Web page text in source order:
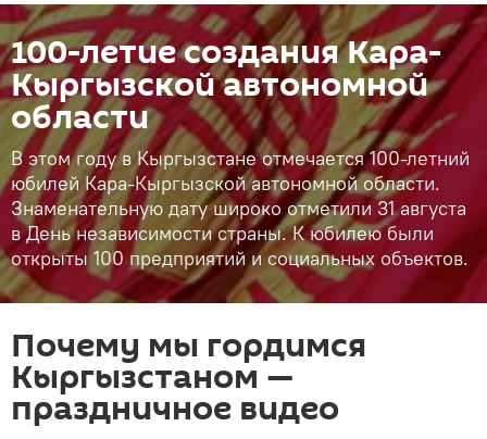
100-летие создания Кара-
Кыргызской автономной
области
В этом году в Кыргызстане отмечается 100-летний
юбилей Кара-Кыргызской автономной области.
Знаменательную дату широко отметили 31 августа
в День независимости страны. К юбилею были
открыты 100 предприятий и социальных объектов.
Почему мы гордимся
Кыргызстаном —
праздничное видео